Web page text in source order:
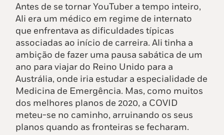
Antes de se tornar YouTuber a tempo inteiro,
Ali era um médico em regime de internato
que enfrentava as dificuldades típicas
associadas ao início de carreira. Ali tinha a
ambição de fazer uma pausa sabática de um
ano para viajar do Reino Unido para a
Austrália, onde iria estudar a especialidade de
Medicina de Emergência. Mas, como muitos
dos melhores planos de 2020, a COVID
meteu-se no caminho, arruinando os seus
planos quando as fronteiras se fecharam.